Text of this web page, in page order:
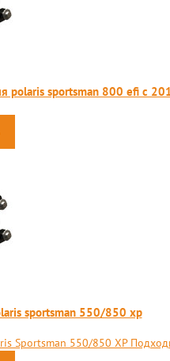
polaris sportsman 800 efi с
sportsman 550/850 xp
Sportsman 550/850 XP